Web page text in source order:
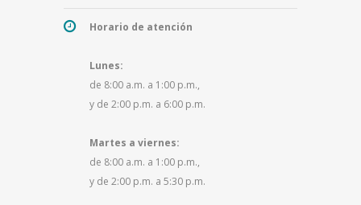
Horario de atención
Lunes:
de 8:00 a.m. a 1:00 p.m.,
y de 2:00 p.m. a 6:00 p.m.
Martes a viernes:
de 8:00 a.m. a 1:00 p.m.,
y de 2:00 p.m. a 5:30 p.m.